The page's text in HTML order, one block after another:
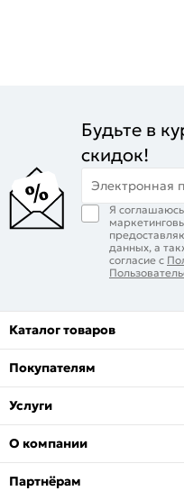
Будьте в
скидок!
Электронная
Я
данных, а
согласие с
Каталог товаров
Покупателям
Услуги
О компании
Партнёрам